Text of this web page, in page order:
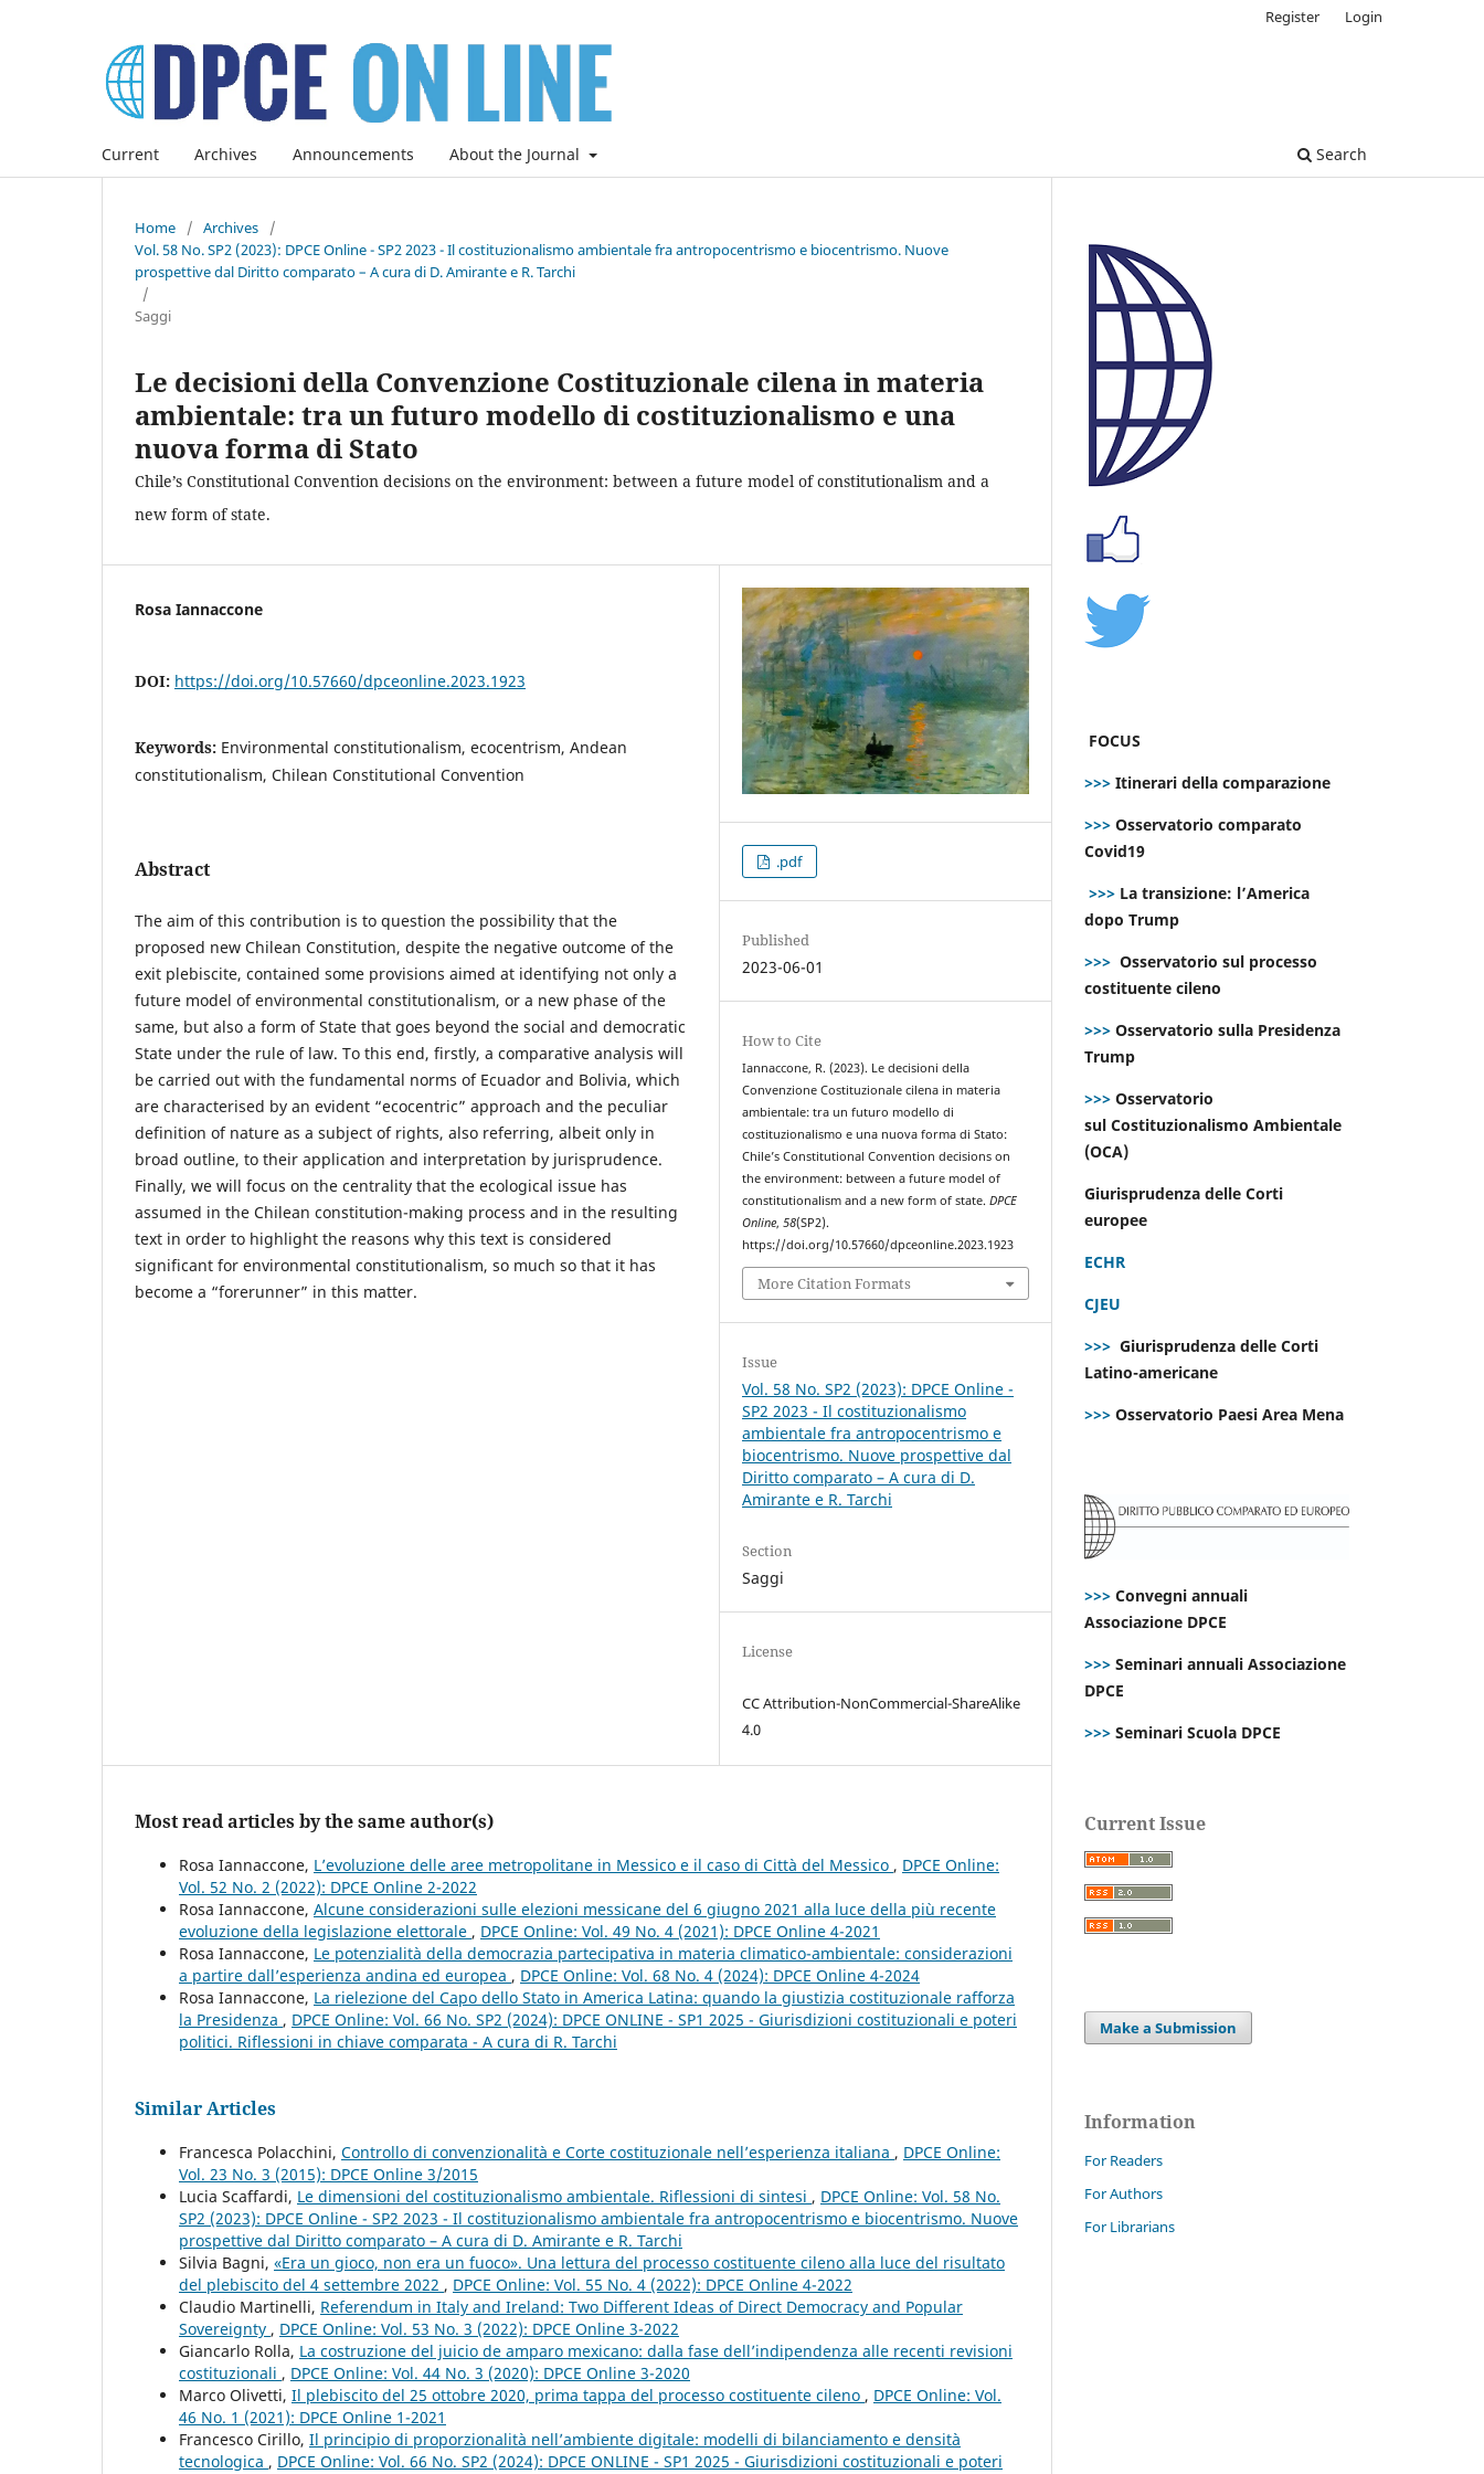
Current Archives Announcements About the Journal Search
Register Login
Home / Archives
/
Vol. 58 No. SP2 (2023): DPCE Online - SP2 2023 - Il costituzionalismo ambientale fra antropocentrismo e biocentrismo. Nuove
prospettive dal Diritto comparato – A cura di D. Amirante e R. Tarchi
/
Saggi
Le decisioni della Convenzione Costituzionale cilena in materia
ambientale: tra un futuro modello di costituzionalismo e una
nuova forma di Stato
Chile’s Constitutional Convention decisions on the environment: between a future model of constitutionalism and a
new form of state.
Rosa Iannaccone
DOI: https://doi.org/10.57660/dpceonline.2023.1923
Keywords: Environmental constitutionalism, ecocentrism, Andean
constitutionalism, Chilean Constitutional Convention
Abstract
The aim of this contribution is to question the possibility that the
proposed new Chilean Constitution, despite the negative outcome of the
exit plebiscite, contained some provisions aimed at identifying not only a
future model of environmental constitutionalism, or a new phase of the
same, but also a form of State that goes beyond the social and democratic
State under the rule of law. To this end, firstly, a comparative analysis will
be carried out with the fundamental norms of Ecuador and Bolivia, which
are characterised by an evident “ecocentric” approach and the peculiar
definition of nature as a subject of rights, also referring, albeit only in
broad outline, to their application and interpretation by jurisprudence.
Finally, we will focus on the centrality that the ecological issue has
assumed in the Chilean constitution-making process and in the resulting
text in order to highlight the reasons why this text is considered
significant for environmental constitutionalism, so much so that it has
become a “forerunner” in this matter.
.pdf
Published
2023-06-01
How to Cite
Iannaccone, R. (2023). Le decisioni della
Convenzione Costituzionale cilena in materia
ambientale: tra un futuro modello di
costituzionalismo e una nuova forma di Stato:
Chile’s Constitutional Convention decisions on
the environment: between a future model of
constitutionalism and a new form of state.DPCE
Online,58(SP2).
https://doi.org/10.57660/dpceonline.2023.1923
More Citation Formats
Issue
Vol. 58 No. SP2 (2023): DPCE Online -
SP2 2023 - Il costituzionalismo
ambientale fra antropocentrismo e
biocentrismo. Nuove prospettive dal
Diritto comparato – A cura di D.
Amirante e R. Tarchi
Section
Saggi
License
CC Attribution-NonCommercial-ShareAlike
4.0
Most read articles by the same author(s)
Rosa Iannaccone, L’evoluzione delle aree metropolitane in Messico e il caso di Città del Messico , DPCE Online:
Vol. 52 No. 2 (2022): DPCE Online 2-2022
Rosa Iannaccone, Alcune considerazioni sulle elezioni messicane del 6 giugno 2021 alla luce della più recente
evoluzione della legislazione elettorale , DPCE Online: Vol. 49 No. 4 (2021): DPCE Online 4-2021
Rosa Iannaccone, Le potenzialità della democrazia partecipativa in materia climatico-ambientale: considerazioni
a partire dall’esperienza andina ed europea , DPCE Online: Vol. 68 No. 4 (2024): DPCE Online 4-2024
Rosa Iannaccone, La rielezione del Capo dello Stato in America Latina: quando la giustizia costituzionale rafforza
la Presidenza , DPCE Online: Vol. 66 No. SP2 (2024): DPCE ONLINE - SP1 2025 - Giurisdizioni costituzionali e poteri
politici. Riflessioni in chiave comparata - A cura di R. Tarchi
Similar Articles
Francesca Polacchini, Controllo di convenzionalità e Corte costituzionale nell’esperienza italiana , DPCE Online:
Vol. 23 No. 3 (2015): DPCE Online 3/2015
Lucia Scaffardi, Le dimensioni del costituzionalismo ambientale. Riflessioni di sintesi , DPCE Online: Vol. 58 No.
SP2 (2023): DPCE Online - SP2 2023 - Il costituzionalismo ambientale fra antropocentrismo e biocentrismo. Nuove
prospettive dal Diritto comparato – A cura di D. Amirante e R. Tarchi
Silvia Bagni, «Era un gioco, non era un fuoco». Una lettura del processo costituente cileno alla luce del risultato
del plebiscito del 4 settembre 2022 , DPCE Online: Vol. 55 No. 4 (2022): DPCE Online 4-2022
Claudio Martinelli, Referendum in Italy and Ireland: Two Different Ideas of Direct Democracy and Popular
Sovereignty , DPCE Online: Vol. 53 No. 3 (2022): DPCE Online 3-2022
Giancarlo Rolla, La costruzione del juicio de amparo mexicano: dalla fase dell’indipendenza alle recenti revisioni
costituzionali , DPCE Online: Vol. 44 No. 3 (2020): DPCE Online 3-2020
Marco Olivetti, Il plebiscito del 25 ottobre 2020, prima tappa del processo costituente cileno , DPCE Online: Vol.
46 No. 1 (2021): DPCE Online 1-2021
Francesco Cirillo, Il principio di proporzionalità nell’ambiente digitale: modelli di bilanciamento e densità
tecnologica , DPCE Online: Vol. 66 No. SP2 (2024): DPCE ONLINE - SP1 2025 - Giurisdizioni costituzionali e poteri
FOCUS
>>> Itinerari della comparazione
>>> Osservatorio comparato
Covid19
>>> La transizione: l’America
dopo Trump
>>> Osservatorio sul processo
costituente cileno
>>> Osservatorio sulla Presidenza
Trump
>>> Osservatorio
sul Costituzionalismo Ambientale
(OCA)
Giurisprudenza delle Corti
europee
ECHR
CJEU
>>> Giurisprudenza delle Corti
Latino-americane
>>> Osservatorio Paesi Area Mena
>>> Convegni annuali
Associazione DPCE
>>> Seminari annuali Associazione
DPCE
>>> Seminari Scuola DPCE
Current Issue
Make a Submission
Information
For Readers
For Authors
For Librarians